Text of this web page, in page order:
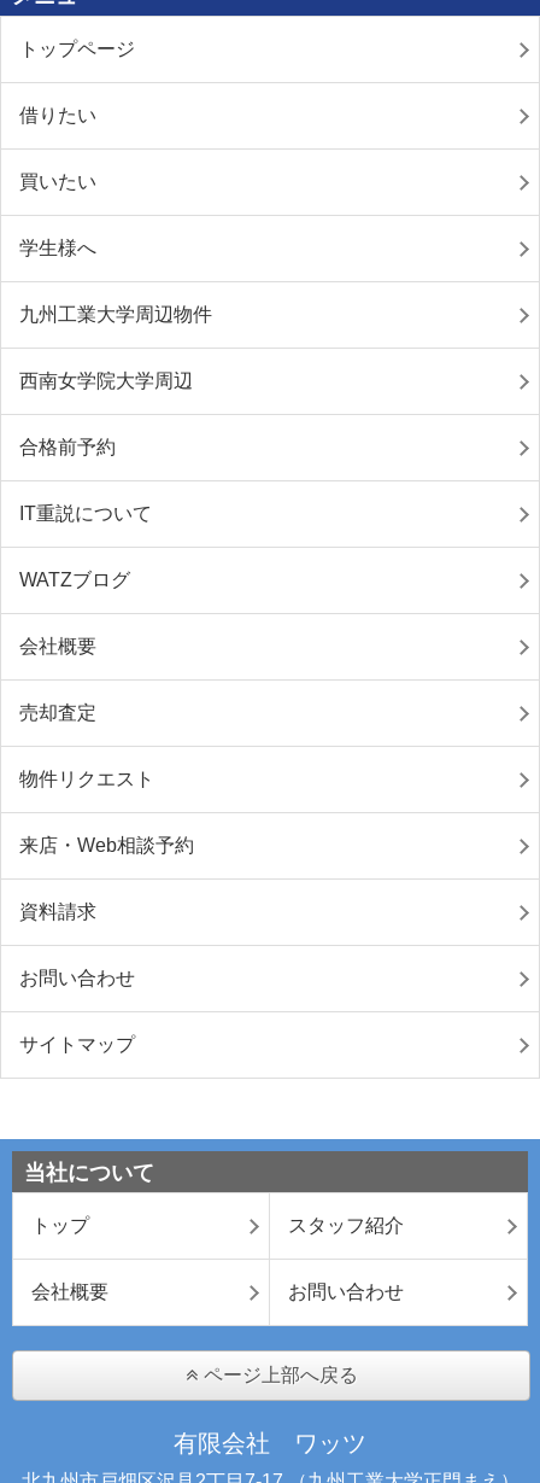
トップページ
借りたい
買いたい
学生様へ
九州工業大学周辺物件
西南女学院大学周辺
合格前予約
IT重説について
WATZブログ
会社概要
売却査定
物件リクエスト
来店・Web相談予約
資料請求
お問い合わせ
サイトマップ
当社について
トップ スタッフ紹介
会社概要 お問い合わせ
ページ上部へ戻る
有限会社 ワッツ